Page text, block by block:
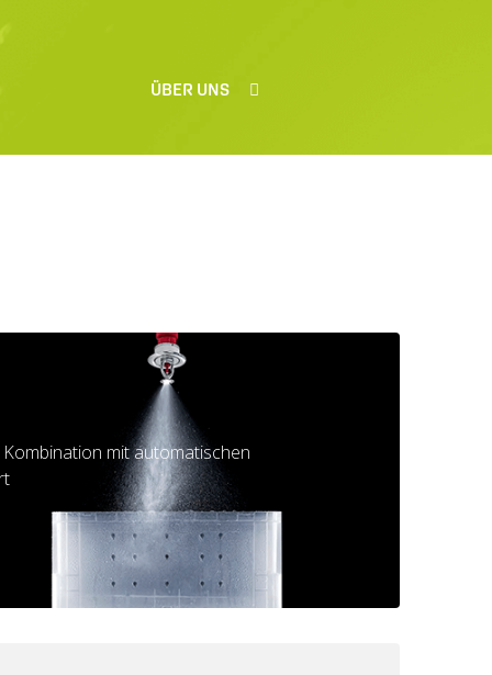
ÜBER UNS
mit automatischen